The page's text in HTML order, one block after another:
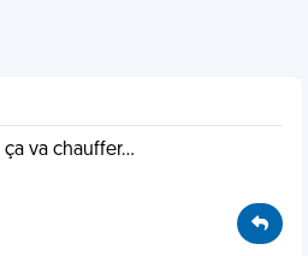
va chauffer...